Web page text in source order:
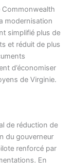
Commonwealth
modernisation
simplifié plus de
et réduit de plus
d’économiser
de Virginie.
de réduction de
du gouverneur
renforcé par
En